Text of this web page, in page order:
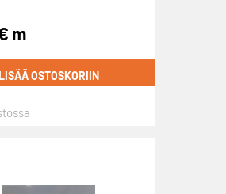
m
OSTOSKORIIN